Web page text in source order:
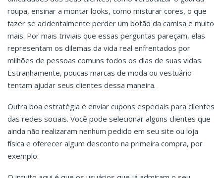
roupa, ensinar a montar looks, como misturar cores, o que
fazer se acidentalmente perder um botão da camisa e muito
mais. Por mais triviais que essas perguntas pareçam, elas
representam os dilemas da vida real enfrentados por
milhões de pessoas comuns todos os dias de suas vidas.
Estranhamente, poucas marcas de moda ou vestuário
tentam ajudar seus clientes dessa maneira.
Outra boa estratégia é enviar cupons especiais para clientes
das redes sociais. Você pode selecionar alguns clientes que
ainda não realizaram nenhum pedido em seu site ou loja
física e oferecer algum desconto na primeira compra, por
exemplo.